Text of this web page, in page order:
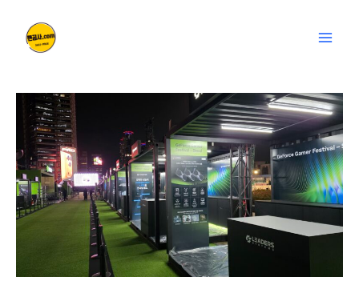
탐
색